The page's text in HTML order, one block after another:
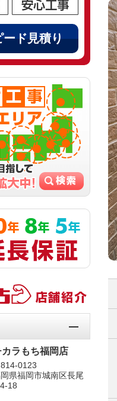
ード見積り
カラもち福岡店
0123
県福岡市城南区長尾